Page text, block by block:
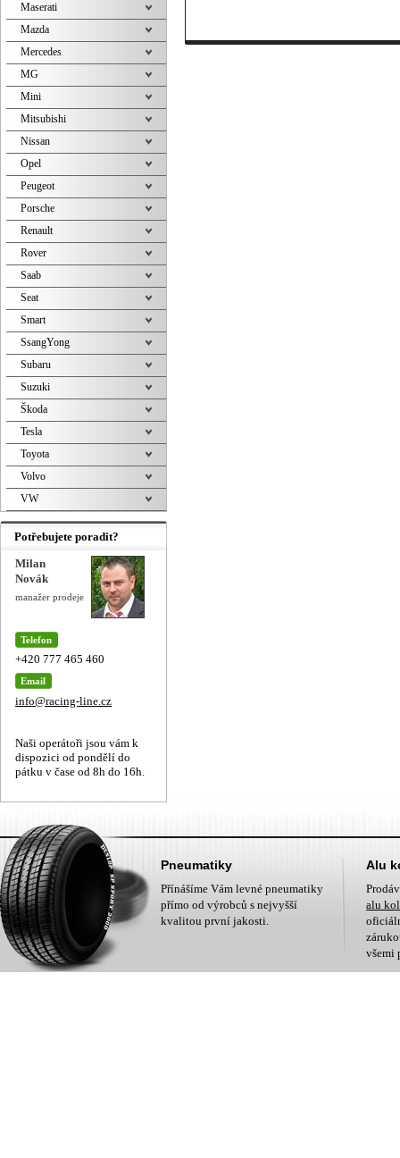
Maserati
Mazda
Mercedes
MG
Mini
Mitsubishi
Nissan
Opel
Peugeot
Porsche
Renault
Rover
Saab
Seat
Smart
SsangYong
Subaru
Suzuki
Škoda
Tesla
Toyota
Volvo
VW
Potřebujete poradit?
Milan
Novák
manažer prodeje
Telefon
+420 777 465 460
Email
info@racing-line.cz
Naši operátoři jsou vám k
dispozici od pondělí do
pátku v čase od 8h do 16h.
Pneumatiky
Přínášíme Vám levné pneumatiky
přímo od výrobců s nejvyšší
kvalitou první jakosti.
Alu
alu
všemi